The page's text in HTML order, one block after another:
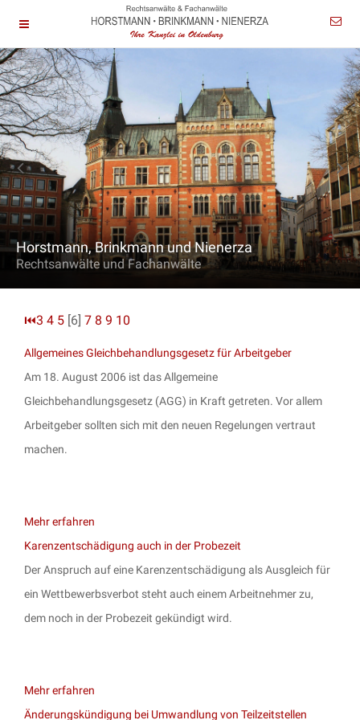
Horstmann, Brinkmann und Nienerza
Rechtsanwälte und Fachanwälte
⏮3 4 5 [6] 7 8 9 10
Allgemeines Gleichbehandlungsgesetz für Arbeitgeber
Am 18. August 2006 ist das Allgemeine
Gleichbehandlungsgesetz (AGG) in Kraft getreten. Vor allem
Arbeitgeber sollten sich mit den neuen Regelungen vertraut
machen.
Mehr erfahren
Karenzentschädigung auch in der Probezeit
Der Anspruch auf eine Karenzentschädigung als Ausgleich für
ein Wettbewerbsverbot steht auch einem Arbeitnehmer zu,
dem noch in der Probezeit gekündigt wird.
Mehr erfahren
Änderungskündigung bei Umwandlung von Teilzeitstellen